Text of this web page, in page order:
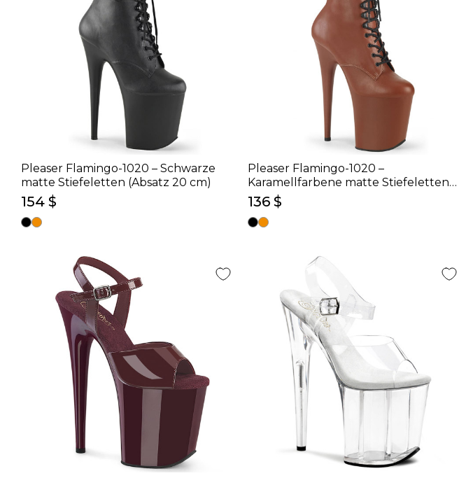
Pleaser Flamingo-1020 – Schwarze
matte Stiefeletten (Absatz 20 cm)
154 $
Pleaser Flamingo-1020 –
Karamellfarbene matte Stiefeletten
(Absatz 20 cm)
136 $